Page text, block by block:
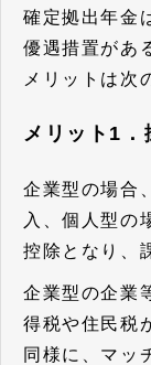
確定拠出年金
優遇措置があ
メリットは次
メリット1．
企業型の場合
入、個人型の
控除となり、
企業型の企業
得税や住民税
同様に、マッ